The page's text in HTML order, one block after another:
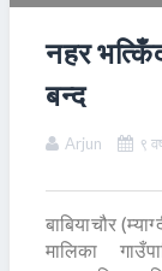
नहर
बन्द
Arjun ९
बाबियाचौर
मालिका